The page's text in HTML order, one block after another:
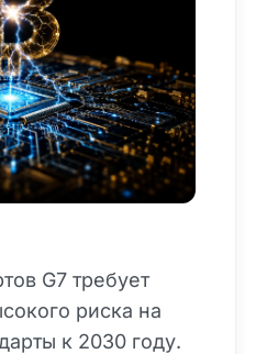
G7 требует
риска на
к 2030 году.